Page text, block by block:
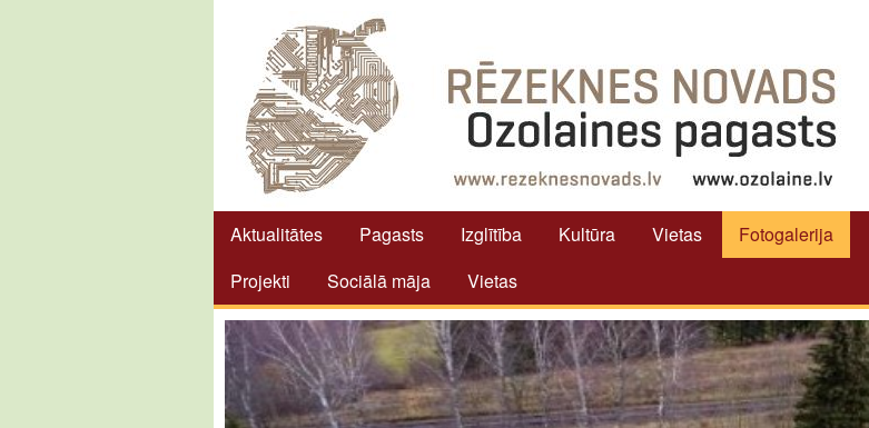
Aktualitātes Pagasts Izglītība Kultūra Vietas Fotogalerija
Projekti
Sociālā māja Vietas